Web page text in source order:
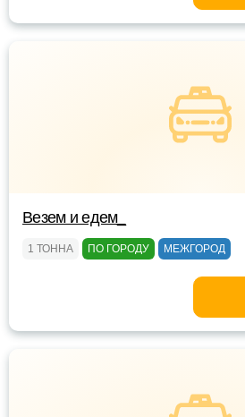
Везем и едем_
1 ТОННА ПО ГОРОДУ МЕЖГОРОД